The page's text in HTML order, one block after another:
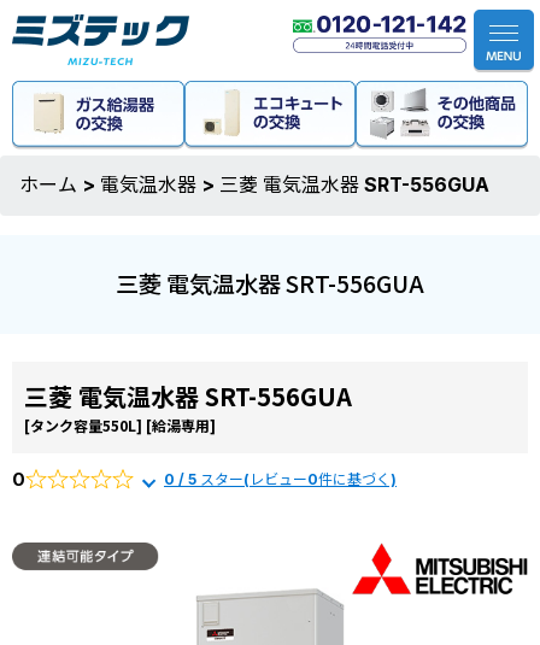
ホーム > 電気温水器 > 三菱 電気温水器 SRT-556GUA
三菱 電気温水器 SRT-556GUA
三菱 電気温水器 SRT-556GUA
[タンク容量550L] [給湯専用]
0 0 / 5 スター(レビュー0件に基づく)